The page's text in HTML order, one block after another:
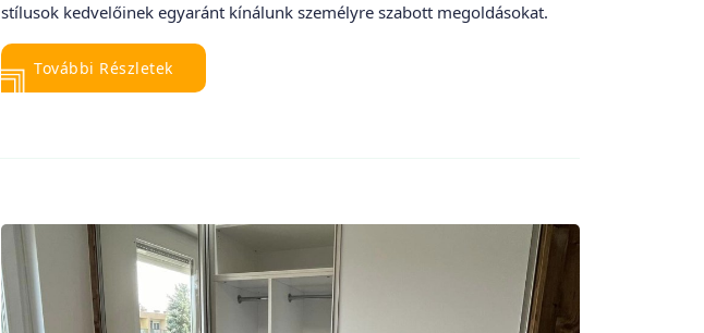
stílusok kedvelőinek egyaránt kínálunk személyre szabott megoldásokat.
További Részletek